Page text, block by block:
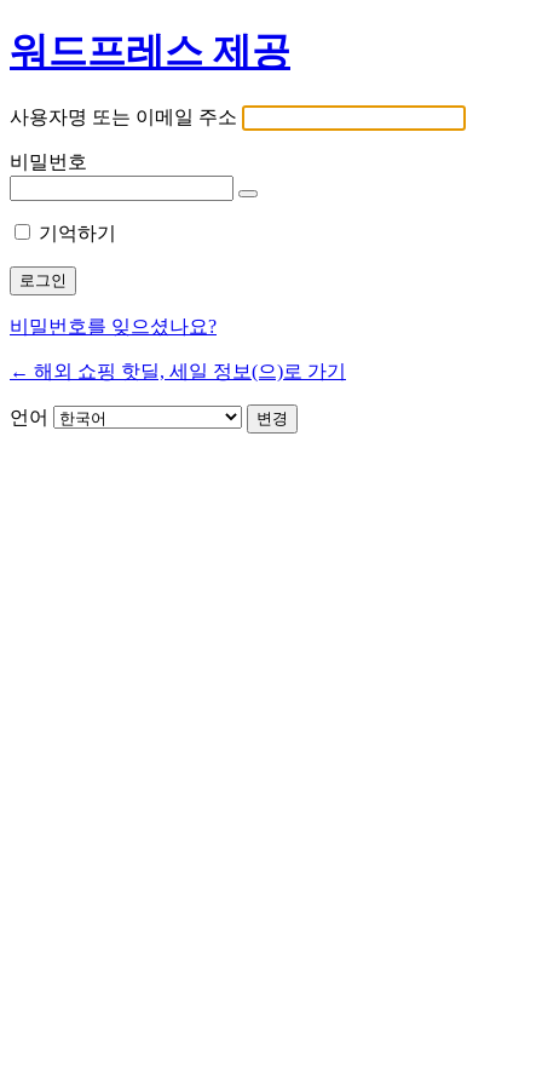
워드프레스 제공
사용자명 또는 이메일 주소
비밀번호
기억하기
비밀번호를 잊으셨나요?
← 해외 쇼핑 핫딜, 세일 정보(으)로 가기
언어